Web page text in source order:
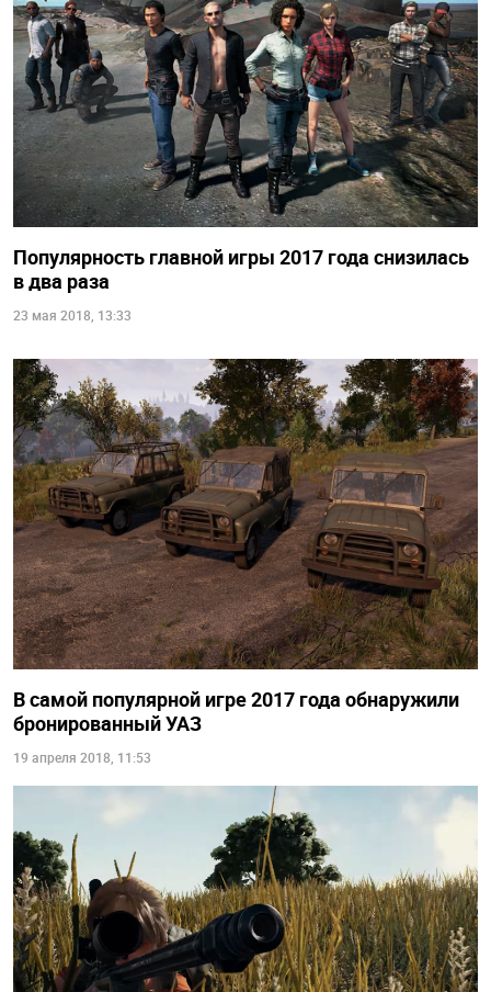
Популярность главной игры 2017 года снизилась
в два раза
23 мая 2018, 13:33
В самой популярной игре 2017 года обнаружили
бронированный УАЗ
19 апреля 2018, 11:53